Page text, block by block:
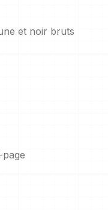
et noir bruts